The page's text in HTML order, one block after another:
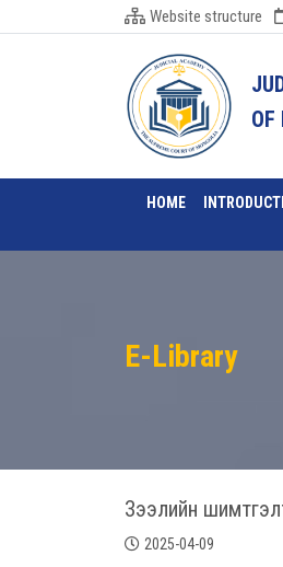
Website structure
OF
HOME
E-Library
Зээлийн
2025-04-09